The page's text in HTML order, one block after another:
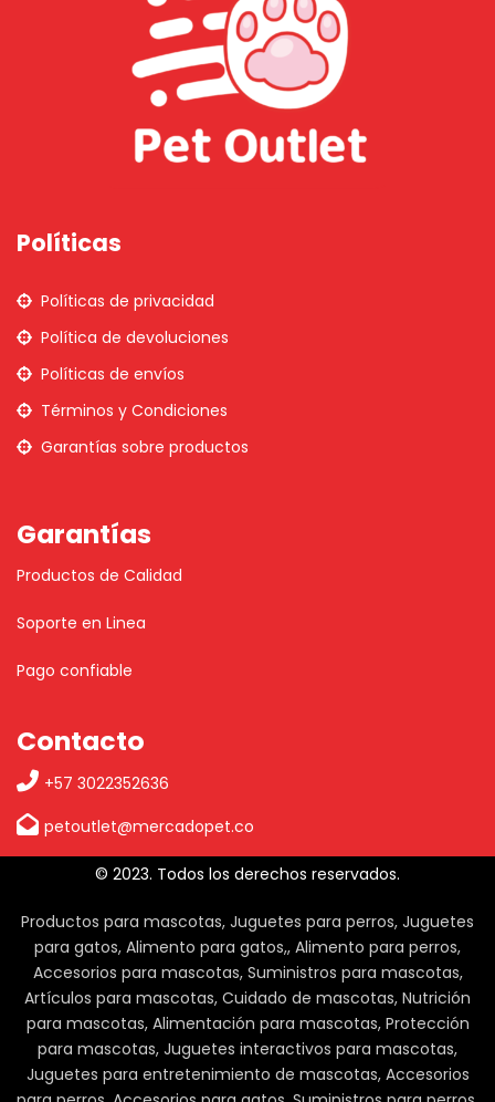
Políticas
Políticas de privacidad
Política de devoluciones
Políticas de envíos
Términos y Condiciones
Garantías sobre productos
Garantías
Productos de Calidad
Soporte en Linea
Pago confiable
Contacto
+57 3022352636
petoutlet@mercadopet.co
© 2023. Todos los derechos reservados.
Productos para mascotas, Juguetes para perros, Juguetes
para gatos, Alimento para gatos,, Alimento para perros,
Accesorios para mascotas, Suministros para mascotas,
Artículos para mascotas, Cuidado de mascotas, Nutrición
para mascotas, Alimentación para mascotas, Protección
para mascotas, Juguetes interactivos para mascotas,
Juguetes para entretenimiento de mascotas, Accesorios